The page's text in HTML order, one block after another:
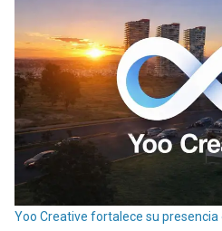
Yoo Creative fortalece su